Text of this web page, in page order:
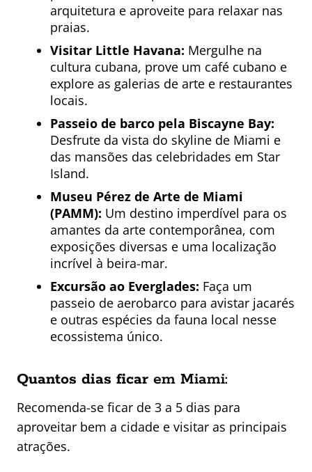
arquitetura e aproveite para relaxar nas
praias.
Visitar Little Havana: Mergulhe na
cultura cubana, prove um café cubano e
explore as galerias de arte e restaurantes
locais.
Passeio de barco pela Biscayne Bay:
Desfrute da vista do skyline de Miami e
das mansões das celebridades em Star
Island.
Museu Pérez de Arte de Miami
(PAMM): Um destino imperdível para os
amantes da arte contemporânea, com
exposições diversas e uma localização
incrível à beira-mar.
Excursão ao Everglades: Faça um
passeio de aerobarco para avistar jacarés
e outras espécies da fauna local nesse
ecossistema único.
Quantos dias ficar em Miami:
Recomenda-se ficar de 3 a 5 dias para
aproveitar bem a cidade e visitar as principais
atrações.